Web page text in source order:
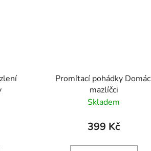
Promítací pohádky
mazlíčci
Skladem
399 Kč